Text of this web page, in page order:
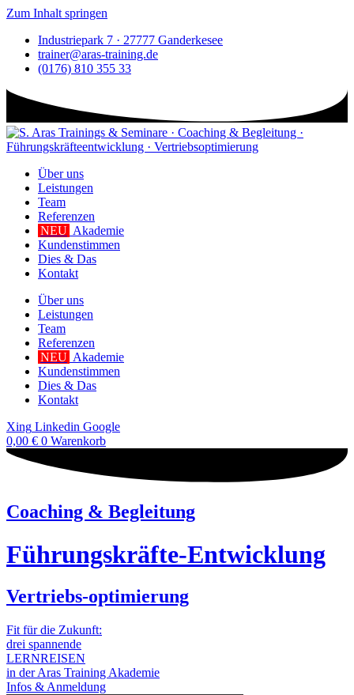
Zum Inhalt springen
Industriepark 7 · 27777 Ganderkesee
trainer@aras-training.de
(0176) 810 355 33
Über uns
Leistungen
Team
Referenzen
NEU Akademie
Kundenstimmen
Dies & Das
Kontakt
Über uns
Leistungen
Team
Referenzen
NEU Akademie
Kundenstimmen
Dies & Das
Kontakt
Xing Linkedin Google
0,00 € 0 Warenkorb
Coaching & Begleitung
Führungskräfte-Entwicklung
Vertriebs-optimierung
Fit für die Zukunft:
drei spannende
LERNREISEN
in der Aras Training Akademie
Infos & Anmeldung